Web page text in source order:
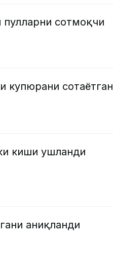
сотмоқчи
купюрани сотаётган
киши ушланди
аниқланди